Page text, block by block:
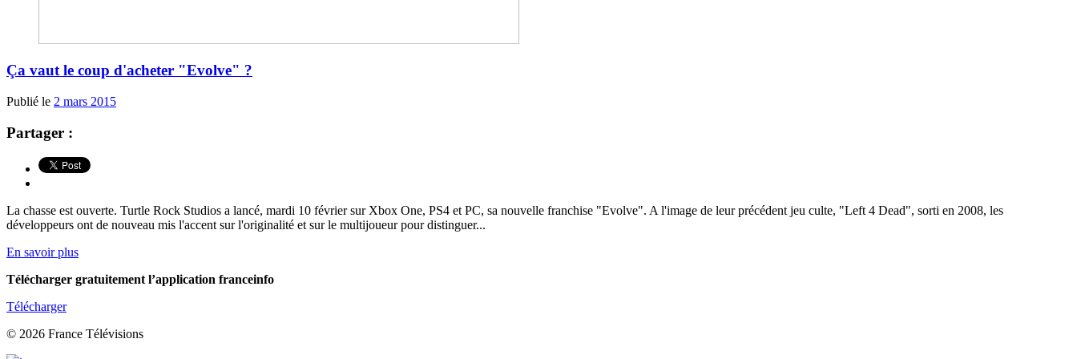
Ça vaut le coup d'acheter "Evolve" ?
Publié le 2 mars 2015
Partager :
La chasse est ouverte. Turtle Rock Studios a lancé, mardi 10 février sur Xbox One, PS4 et PC, sa nouvelle franchise "Evolve". A l'image de leur précédent jeu culte, "Left 4 Dead", sorti en 2008, les
développeurs ont de nouveau mis l'accent sur l'originalité et sur le multijoueur pour distinguer...
En savoir plus
Télécharger gratuitement l’application franceinfo
Télécharger
© 2026 France Télévisions